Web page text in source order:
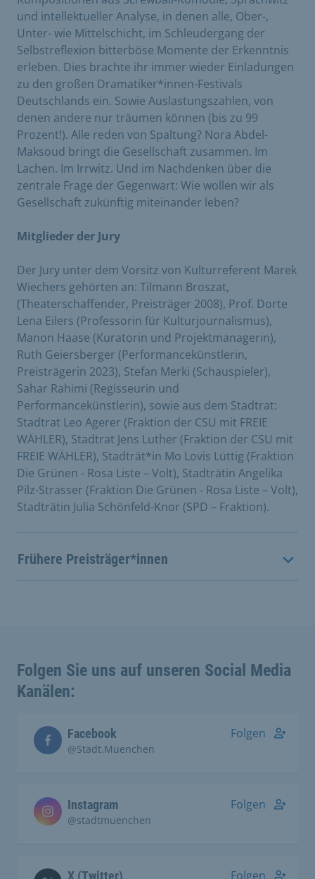
und intellektueller Analyse, in denen alle, Ober-,
Unter- wie Mittelschicht, im Schleudergang der
Selbstreflexion bitterböse Momente der Erkenntnis
erleben. Dies brachte ihr immer wieder Einladungen
zu den großen Dramatiker*innen-Festivals
Deutschlands ein. Sowie Auslastungszahlen, von
denen andere nur träumen können (bis zu 99
Prozent!). Alle reden von Spaltung? Nora Abdel-
Maksoud bringt die Gesellschaft zusammen. Im
Lachen. Im Irrwitz. Und im Nachdenken über die
zentrale Frage der Gegenwart: Wie wollen wir als
Gesellschaft zukünftig miteinander leben?
Mitglieder der Jury
Der Jury unter dem Vorsitz von Kulturreferent Marek
Wiechers gehörten an: Tilmann Broszat,
(Theaterschaffender, Preisträger 2008), Prof. Dorte
Lena Eilers (Professorin für Kulturjournalismus),
Manon Haase (Kuratorin und Projektmanagerin),
Ruth Geiersberger (Performancekünstlerin,
Preisträgerin 2023), Stefan Merki (Schauspieler),
Sahar Rahimi (Regisseurin und
Performancekünstlerin), sowie aus dem Stadtrat:
Stadtrat Leo Agerer (Fraktion der CSU mit FREIE
WÄHLER), Stadtrat Jens Luther (Fraktion der CSU mit
FREIE WÄHLER), Stadträt*in Mo Lovis Lüttig (Fraktion
Die Grünen - Rosa Liste – Volt), Stadträtin Angelika
Pilz-Strasser (Fraktion Die Grünen - Rosa Liste – Volt),
Stadträtin Julia Schönfeld-Knor (SPD – Fraktion).
Frühere Preisträger*innen
Folgen Sie uns auf unseren Social Media
Kanälen:
Facebook
@Stadt.Muenchen
Folgen
Instagram
@stadtmuenchen
Folgen
X (Twitter) Folgen